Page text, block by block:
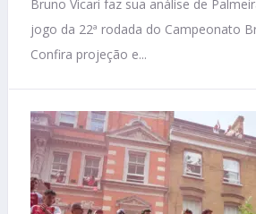
Bruno Vicari faz sua análise de
jogo da 22ª rodada do Campeonato
Confira projeção e...